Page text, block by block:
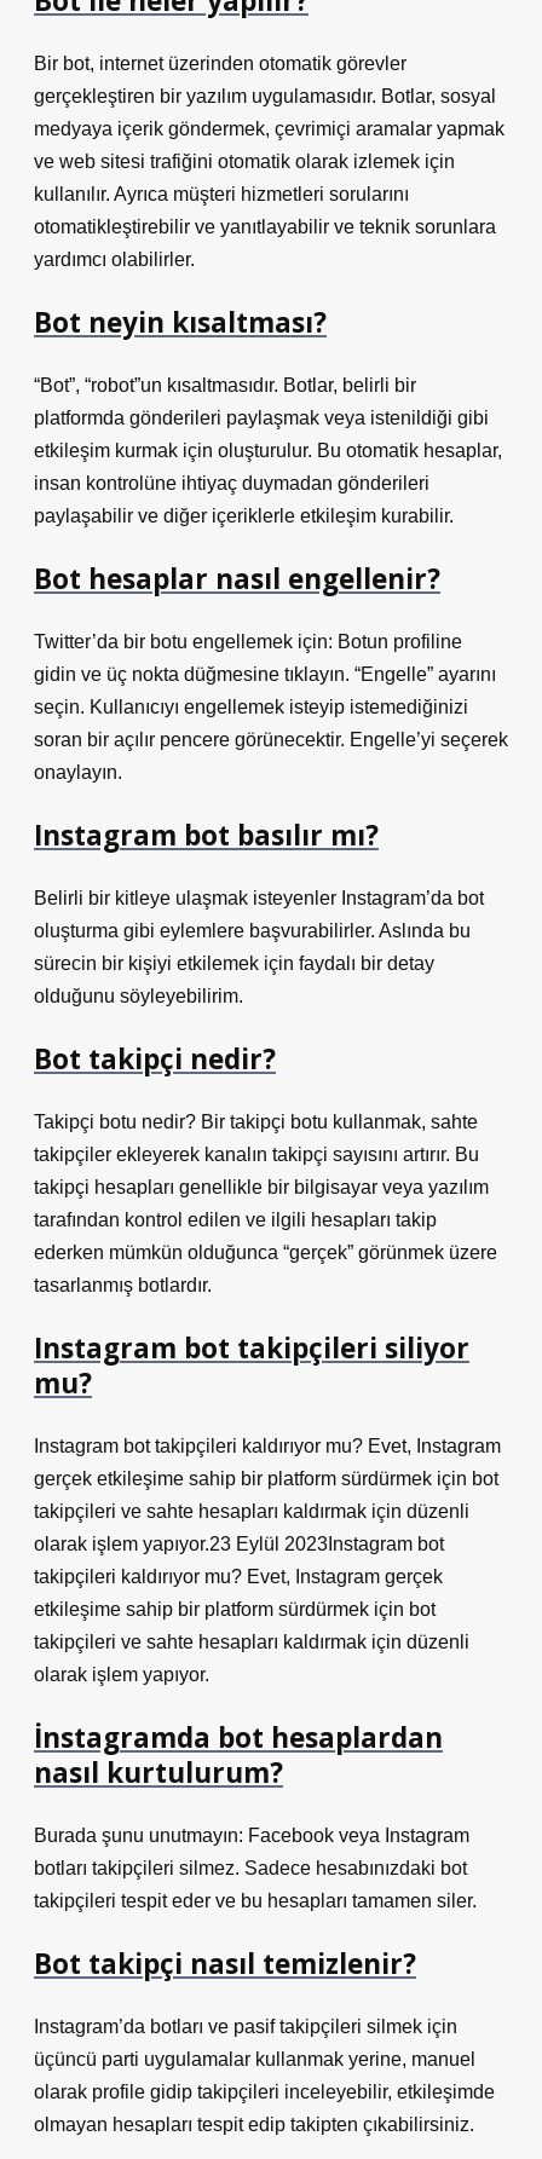
Bir bot, internet üzerinden otomatik görevler
gerçekleştiren bir yazılım uygulamasıdır. Botlar, sosyal
medyaya içerik göndermek, çevrimiçi aramalar yapmak
ve web sitesi trafiğini otomatik olarak izlemek için
kullanılır. Ayrıca müşteri hizmetleri sorularını
otomatikleştirebilir ve yanıtlayabilir ve teknik sorunlara
yardımcı olabilirler.
Bot neyin kısaltması?
“Bot”, “robot”un kısaltmasıdır. Botlar, belirli bir
platformda gönderileri paylaşmak veya istenildiği gibi
etkileşim kurmak için oluşturulur. Bu otomatik hesaplar,
insan kontrolüne ihtiyaç duymadan gönderileri
paylaşabilir ve diğer içeriklerle etkileşim kurabilir.
Bot hesaplar nasıl engellenir?
Twitter’da bir botu engellemek için: Botun profiline
gidin ve üç nokta düğmesine tıklayın. “Engelle” ayarını
seçin. Kullanıcıyı engellemek isteyip istemediğinizi
soran bir açılır pencere görünecektir. Engelle’yi seçerek
onaylayın.
Instagram bot basılır mı?
Belirli bir kitleye ulaşmak isteyenler Instagram’da bot
oluşturma gibi eylemlere başvurabilirler. Aslında bu
sürecin bir kişiyi etkilemek için faydalı bir detay
olduğunu söyleyebilirim.
Bot takipçi nedir?
Takipçi botu nedir? Bir takipçi botu kullanmak, sahte
takipçiler ekleyerek kanalın takipçi sayısını artırır. Bu
takipçi hesapları genellikle bir bilgisayar veya yazılım
tarafından kontrol edilen ve ilgili hesapları takip
ederken mümkün olduğunca “gerçek” görünmek üzere
tasarlanmış botlardır.
Instagram bot takipçileri siliyor
mu?
Instagram bot takipçileri kaldırıyor mu? Evet, Instagram
gerçek etkileşime sahip bir platform sürdürmek için bot
takipçileri ve sahte hesapları kaldırmak için düzenli
olarak işlem yapıyor.23 Eylül 2023Instagram bot
takipçileri kaldırıyor mu? Evet, Instagram gerçek
etkileşime sahip bir platform sürdürmek için bot
takipçileri ve sahte hesapları kaldırmak için düzenli
olarak işlem yapıyor.
İnstagramda bot hesaplardan
nasıl kurtulurum?
Burada şunu unutmayın: Facebook veya Instagram
botları takipçileri silmez. Sadece hesabınızdaki bot
takipçileri tespit eder ve bu hesapları tamamen siler.
Bot takipçi nasıl temizlenir?
Instagram’da botları ve pasif takipçileri silmek için
üçüncü parti uygulamalar kullanmak yerine, manuel
olarak profile gidip takipçileri inceleyebilir, etkileşimde
olmayan hesapları tespit edip takipten çıkabilirsiniz.